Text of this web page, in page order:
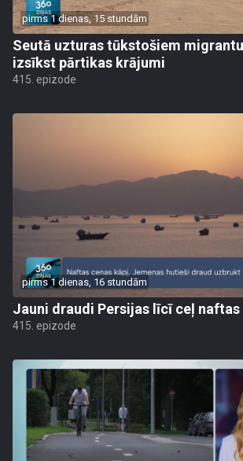
pirms 1 dienas, 15 stundām
Seutā uzturas tūkstošiem
izsīkst pārtikas krājumi
415. epizode
pirms 1 dienas, 16 stundām
Jauni draudi Persijas līcī ceļ naftas
415. epizode